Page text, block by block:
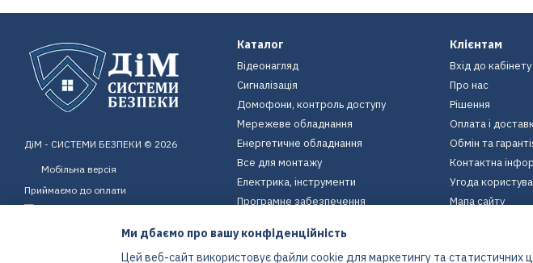
ДіМ - СИСТЕМИ БЕЗПЕКИ © 2026
Мобільна версія
Приймаємо до оплати
Каталог
Відеонагляд
Сигналізація
Домофони, контроль доступу
Мережеве обладнання
Енергетичне обладнання
Все для монтажу
Електрика, інструменти
Програмне забезпечення
Екіпірування
Енергетичне обладнання
Клієнтам
Вхід до кабінету
Про нас
Рішення
Оплата і
Обмін та
Контактна
Угода
Мапа сайту
Ми дбаємо про вашу конфіденційність
Цей веб-сайт використовує файли cookie для маркетингу та статистичних